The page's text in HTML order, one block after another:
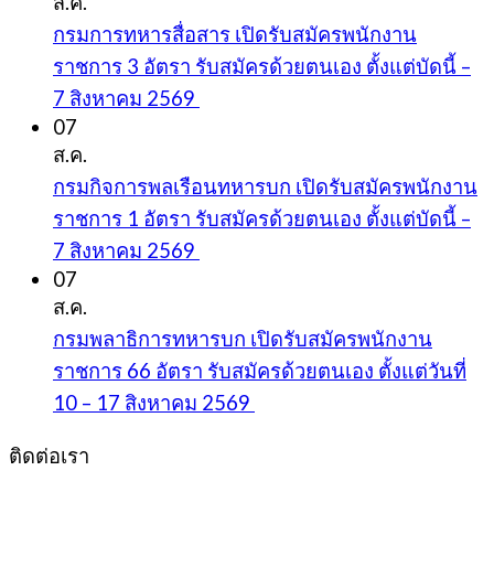
กรมการทหารสื่อสาร เปิดรับสมัครพนักงาน
ราชการ 3 อัตรา รับสมัครด้วยตนเอง ตั้งแต่บัดนี้ –
7 สิงหาคม 2569
07
ส.ค.
กรมกิจการพลเรือนทหารบก เปิดรับสมัครพนักงาน
ราชการ 1 อัตรา รับสมัครด้วยตนเอง ตั้งแต่บัดนี้ –
7 สิงหาคม 2569
07
ส.ค.
กรมพลาธิการทหารบก เปิดรับสมัครพนักงาน
ราชการ 66 อัตรา รับสมัครด้วยตนเอง ตั้งแต่วันที่
10 – 17 สิงหาคม 2569
ติดต่อเรา